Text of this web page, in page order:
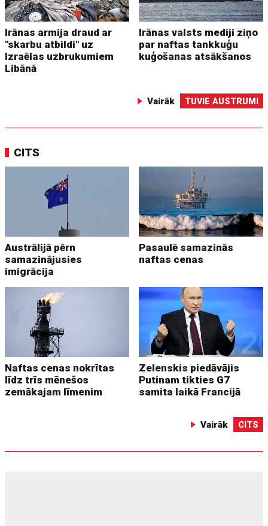
Irānas armija draud ar
"skarbu atbildi" uz
Izraēlas uzbrukumiem
Libānā
Irānas valsts mediji ziņo
par naftas tankkuģu
kuģošanas atsākšanos
Vairāk TUVIE AUSTRUMI
CITS
Austrālijā pērn
samazinājusies
imigrācija
Pasaulē samazinās
naftas cenas
Naftas cenas nokrītas
līdz trīs mēnešos
zemākajam līmenim
Zelenskis piedāvājis
Putinam tikties G7
samita laikā Francijā
Vairāk CITS